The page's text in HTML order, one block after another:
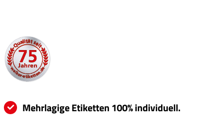
Mehrlagige Etiketten 100% individuell.